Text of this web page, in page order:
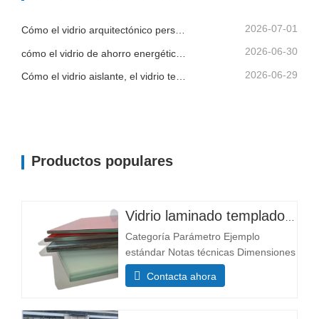
Cómo el vidrio arquitectónico personalizado ayuda a los contratistas a controlar la calidad del edificio y el riesgo de instalación 2026-07-01
2026-06-30
2026-06-29
Productos populares
Categoría Parámetro Ejemplo
estándar Notas técnicas Dimensiones
Tamaño mínimo 300×300 mm La
mayoría de los tamaños
Contacta ahora